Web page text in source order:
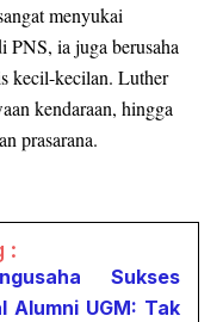
menyukai
PNS, ia juga berusaha
kecil-kecilan. Luther
kendaraan, hingga
prasarana.
:
Sukses
Alumni UGM: Tak